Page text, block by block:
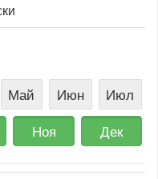
Май Июн
Июл
Ноя Дек